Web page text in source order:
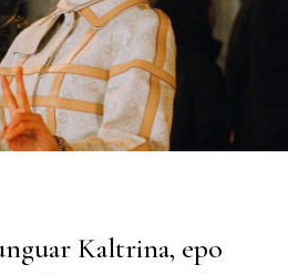
Kaltrina, epo